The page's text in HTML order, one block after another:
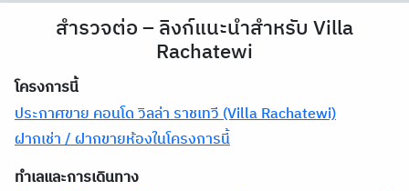
สำรวจต่อ – ลิงก์แนะนำสำหรับ Villa
Rachatewi
โครงการนี้
ประกาศขาย คอนโด วิลล่า ราชเทวี (Villa Rachatewi)
ฝากเช่า / ฝากขายห้องในโครงการนี้
ทำเลและการเดินทาง